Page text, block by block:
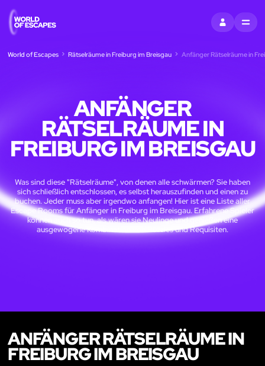
EINTRAGEN
MENU
World of Escapes Rätselräume in Freiburg im Breisgau Anfänger Rätselräume in
ANFÄNGER
RÄTSELRÄUME IN
FREIBURG IM BREISGAU
Was sind diese "Rätselräume", von denen alle schwärmen? Sie haben
sich schließlich entschlossen, es selbst herauszufinden und einen zu
buchen. Jeder muss aber irgendwo anfangen! Hier ist eine Liste aller
Escape Rooms für Anfänger in Freiburg im Breisgau. Erfahrene Spieler
können auch so tun, als wären sie Neulinge und genießen eine
ausgewogene Kombination von Puzzles und Requisiten.
ANFÄNGER RÄTSELRÄUME IN
FREIBURG IM BREISGAU